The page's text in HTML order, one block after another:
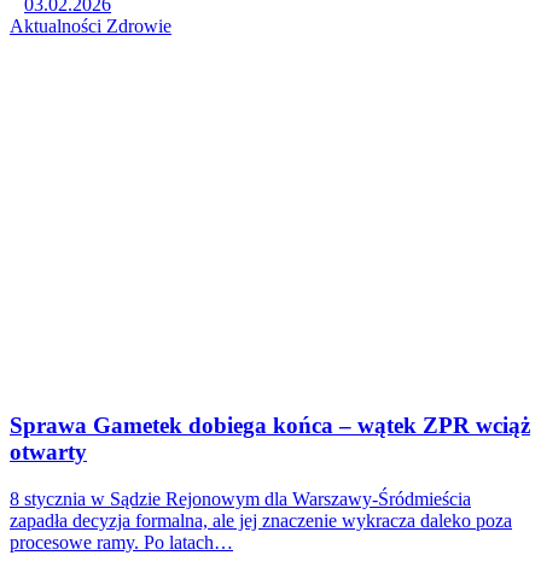
03.02.2026
Aktualności Zdrowie
Sprawa Gametek dobiega końca – wątek ZPR wciąż
otwarty
8 stycznia w Sądzie Rejonowym dla Warszawy-Śródmieścia
zapadła decyzja formalna, ale jej znaczenie wykracza daleko poza
procesowe ramy. Po latach…